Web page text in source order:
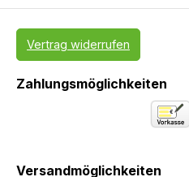
Vertrag widerrufen
Zahlungsmöglichkeiten
Versandmöglichkeiten